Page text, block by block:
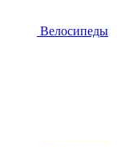
Велосипеды